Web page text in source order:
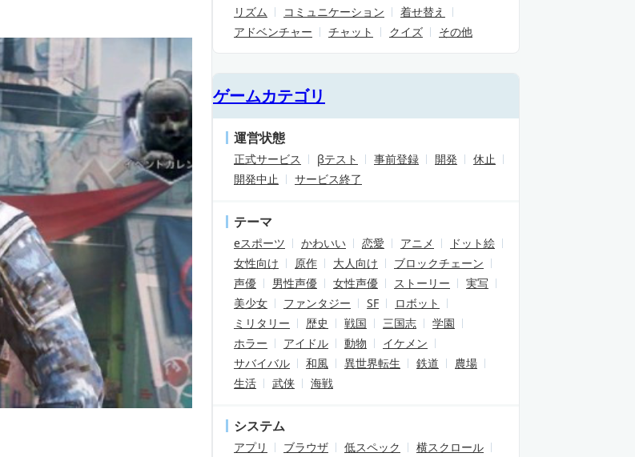
リズム コミュニケーション
着せ替え
アドベンチャー
チャット クイズ その他
ゲームカテゴリ
運営状態
正式サービス βテスト 事前登録 開発
休止
開発中止
サービス終了
テーマ
eスポーツ かわいい 恋愛 アニメ
ドット絵
女性向け
原作 大人向け
ブロックチェーン
声優
男性声優 女性声優 ストーリー
実写
美少女
ファンタジー SF
ロボット
ミリタリー
歴史 戦国 三国志
学園
ホラー
アイドル 動物
イケメン
サバイバル
和風 異世界転生 鉄道
農場
生活
武侠 海戦
システム
アプリ ブラウザ 低スペック
横スクロール